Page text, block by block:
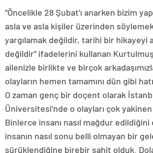
“Öncelikle 28 Şubat’ı anarken bizim
asla ve asla kişiler üzerinden
yargılamak değildir, tarihi bir hikayeyi
değildir” ifadelerini kullanan
ailenizle birlikte ve birçok
olayların hemen tamamını dün gibi
O zaman genç bir doçent olarak
Üniversitesi’nde o olayları çok
Binlerce insanı nasıl mağdur
insanın nasıl sonu belli olmayan bir
sürüklendiğine birebir şahit olduk.